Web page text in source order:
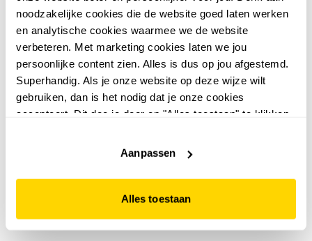
noodzakelijke cookies die de website goed laten werken
en analytische cookies waarmee we de website
verbeteren. Met marketing cookies laten we jou
persoonlijke content zien. Alles is dus op jou afgestemd.
Superhandig. Als je onze website op deze wijze wilt
gebruiken, dan is het nodig dat je onze cookies
accepteert. Dit doe je door op "Alles toestaan" te klikken.
website niet optimaal functioneert.
Aanpassen
Alles toestaan